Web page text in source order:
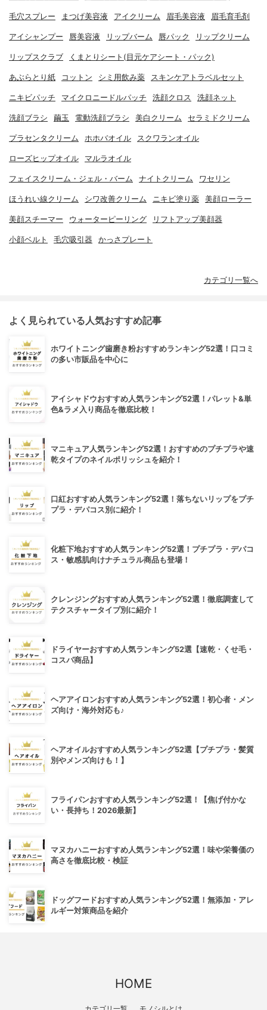
毛穴スプレー まつげ美容液 アイクリーム 眉毛美容液 眉毛育毛剤
アイシャンプー 唇美容液 リップバーム 唇パック リップクリーム
リップスクラブ くまとりシート(目元ケアシート・パック)
あぶらとり紙 コットン シミ用飲み薬 スキンケアトラベルセット
ニキビパッチ マイクロニードルパッチ 洗顔クロス 洗顔ネット
洗顔ブラシ 繭玉 電動洗顔ブラシ 美白クリーム セラミドクリーム
プラセンタクリーム ホホバオイル スクワランオイル
ローズヒップオイル マルラオイル
フェイスクリーム・ジェル・バーム ナイトクリーム ワセリン
ほうれい線クリーム シワ改善クリーム ニキビ塗り薬 美顔ローラー
美顔スチーマー ウォーターピーリング リフトアップ美顔器
小顔ベルト 毛穴吸引器 かっさプレート
カテゴリ一覧へ
よく見られている人気おすすめ記事
ホワイトニング歯磨き粉おすすめランキング52選！口コミ
の多い市販品を中心に
アイシャドウおすすめ人気ランキング52選！パレット&単
色&ラメ入り商品を徹底比較！
マニキュア人気ランキング52選！おすすめのプチプラや速
乾タイプのネイルポリッシュを紹介！
口紅おすすめ人気ランキング52選！落ちないリップをプチ
プラ・デパコス別に紹介！
化粧下地おすすめ人気ランキング52選！プチプラ・デパコ
ス・敏感肌向けナチュラル商品も登場！
クレンジングおすすめ人気ランキング52選！徹底調査して
テクスチャータイプ別に紹介！
ドライヤーおすすめ人気ランキング52選【速乾・くせ毛・
コスパ商品】
ヘアアイロンおすすめ人気ランキング52選！初心者・メン
ズ向け・海外対応も♪
ヘアオイルおすすめ人気ランキング52選【プチプラ・髪質
別やメンズ向けも！】
フライパンおすすめ人気ランキング52選！【焦げ付かな
い・長持ち！2026最新】
マヌカハニーおすすめ人気ランキング52選！味や栄養価の
高さを徹底比較・検証
ドッグフードおすすめ人気ランキング52選！無添加・アレ
ルギー対策商品を紹介
HOME